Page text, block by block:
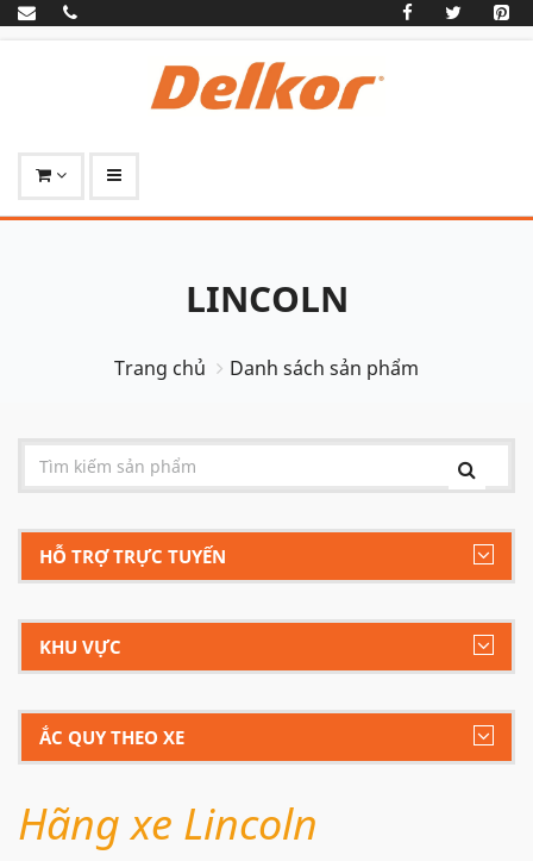
LINCOLN
Trang chủ Danh sách sản phẩm
HỖ TRỢ TRỰC TUYẾN
KHU VỰC
ẮC QUY THEO XE
Hãng xe Lincoln